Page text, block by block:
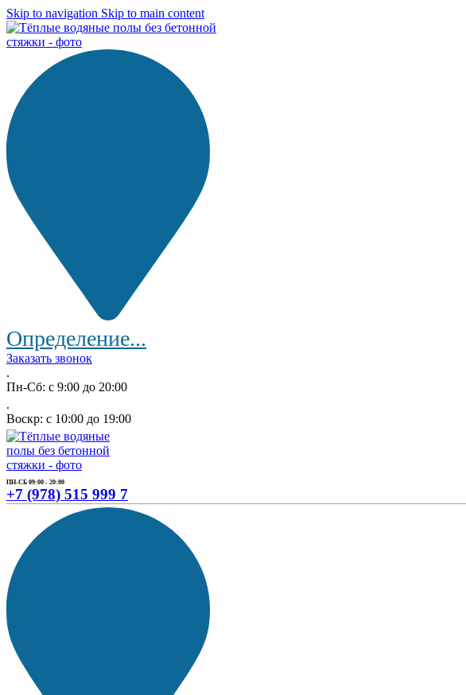
Skip to navigation Skip to main content
Определение...
Заказать звонок
.
Пн-Сб: с 9:00 до 20:00
.
Воскр: с 10:00 до 19:00
ПН-СБ 09:00 - 20:00
+7 (978) 515 999 7